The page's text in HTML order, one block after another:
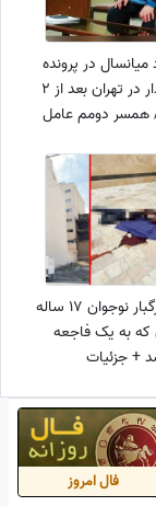
میانسال در پرونده
قتل زن خانه‌دار در تهران بعد از 2
همسر دومم عامل
ماجرای فرار مرگبار نوجوان 17 ساله
که به یک فاجعه
+ جزئیات
فال امروز